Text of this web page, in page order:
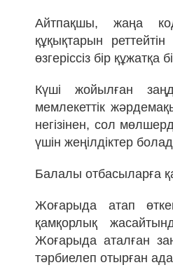
Айтпақшы, жаңа
құқықтарын
өзгеріссіз бір құжатқа
Күші жойылған
мемлекеттік
негізінен, сол
үшін жеңілдіктер
Балалы отбасыларға
Жоғарыда атап
қамқорлық
Жоғарыда аталған
тәрбиелеп отырған